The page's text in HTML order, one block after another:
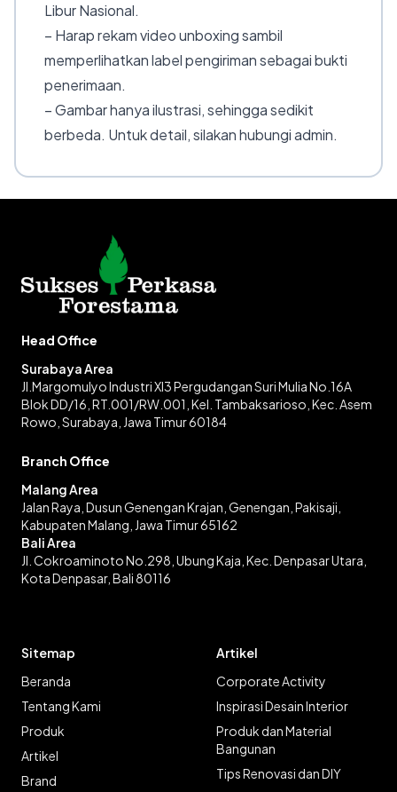
Libur Nasional.
– Harap rekam video unboxing sambil
memperlihatkan label pengiriman sebagai bukti
penerimaan.
– Gambar hanya ilustrasi, sehingga sedikit
berbeda. Untuk detail, silakan hubungi admin.
Head Office
Surabaya Area
Jl.Margomulyo Industri XI3 Pergudangan Suri Mulia No.16A
Blok DD/16, RT.001/RW.001, Kel. Tambaksarioso, Kec. Asem
Rowo, Surabaya, Jawa Timur 60184
Branch Office
Malang Area
Jalan Raya, Dusun Genengan Krajan, Genengan, Pakisaji,
Kabupaten Malang, Jawa Timur 65162
Bali Area
Jl. Cokroaminoto No.298, Ubung Kaja, Kec. Denpasar Utara,
Kota Denpasar, Bali 80116
Sitemap
Beranda
Tentang Kami
Produk
Artikel
Brand
Artikel
Corporate Activity
Inspirasi Desain Interior
Produk dan Material
Bangunan
Tips Renovasi dan DIY